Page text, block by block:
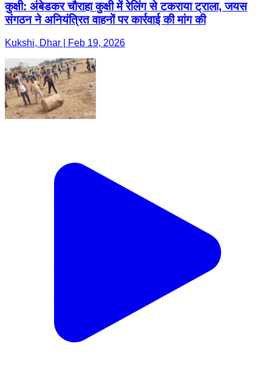
कुक्षी: अंबेडकर चौराहा कुक्षी में रेलिंग से टकराया ट्राला, जयस
संगठन ने अनियंत्रित वाहनों पर कार्रवाई की मांग की
Kukshi, Dhar | Feb 19, 2026